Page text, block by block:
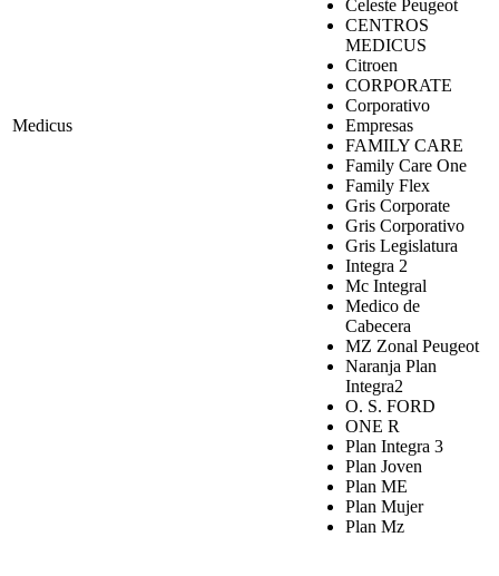
Medicus
Celeste Peugeot
CENTROS
MEDICUS
Citroen
CORPORATE
Corporativo
Empresas
FAMILY CARE
Family Care One
Family Flex
Gris Corporate
Gris Corporativo
Gris Legislatura
Integra 2
Mc Integral
Medico de
Cabecera
MZ Zonal Peugeot
Naranja Plan
Integra2
O. S. FORD
ONE R
Plan Integra 3
Plan Joven
Plan ME
Plan Mujer
Plan Mz